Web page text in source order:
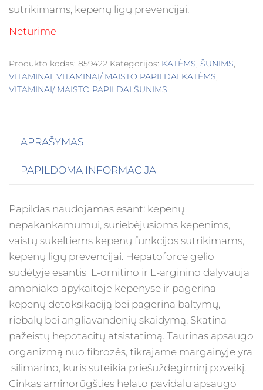
sutrikimams, kepenų ligų prevencijai.
Neturime
Produkto kodas: 859422 Kategorijos: KATĖMS, ŠUNIMS,
VITAMINAI, VITAMINAI/ MAISTO PAPILDAI KATĖMS,
VITAMINAI/ MAISTO PAPILDAI ŠUNIMS
APRAŠYMAS
PAPILDOMA INFORMACIJA
Papildas naudojamas esant: kepenų
nepakankamumui, suriebėjusioms kepenims,
vaistų sukeltiems kepenų funkcijos sutrikimams,
kepenų ligų prevencijai. Hepatoforce gelio
sudėtyje esantis L-ornitino ir L-arginino dalyvauja
amoniako apykaitoje kepenyse ir pagerina
kepenų detoksikaciją bei pagerina baltymų,
riebalų bei angliavandenių skaidymą. Skatina
pažeistų hepotacitų atsistatimą. Taurinas apsaugo
organizmą nuo fibrozės, tikrajame margainyje yra
silimarino, kuris suteikia priešuždegiminį poveikį.
Cinkas aminorūgšties helato pavidalu apsaugo